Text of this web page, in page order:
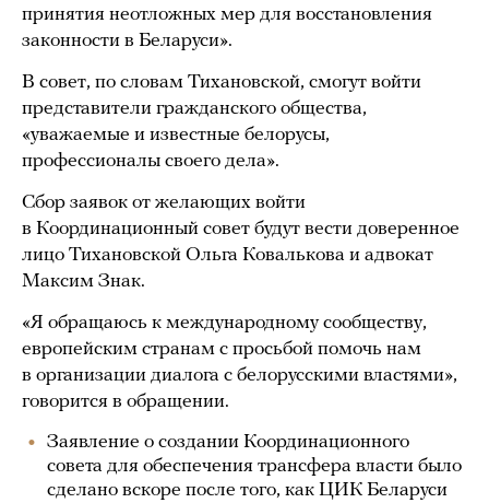
принятия неотложных мер для восстановления
законности в Беларуси».
В совет, по словам Тихановской, смогут войти
представители гражданского общества,
«уважаемые и известные белорусы,
профессионалы своего дела».
Сбор заявок от желающих войти
в Координационный совет будут вести доверенное
лицо Тихановской Ольга Ковалькова и адвокат
Максим Знак.
«Я обращаюсь к международному сообществу,
европейским странам с просьбой помочь нам
в организации диалога с белорусскими властями»,
говорится в обращении.
Заявление о создании Координационного
совета для обеспечения трансфера власти было
сделано вскоре после того, как ЦИК Беларуси